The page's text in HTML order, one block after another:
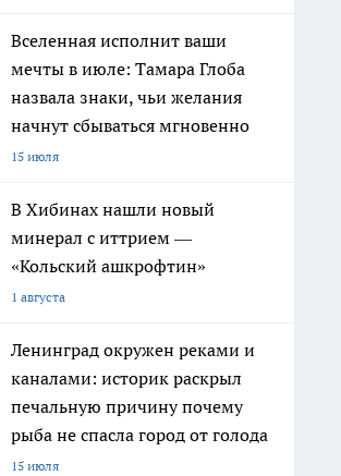
Вселенная исполнит ваши
мечты в июле: Тамара Глоба
назвала знаки, чьи желания
начнут сбываться мгновенно
15 июля
В Хибинах нашли новый
минерал с иттрием —
«Кольский ашкрофтин»
1 августа
Ленинград окружен реками и
каналами: историк раскрыл
печальную причину почему
рыба не спасла город от голода
15 июля